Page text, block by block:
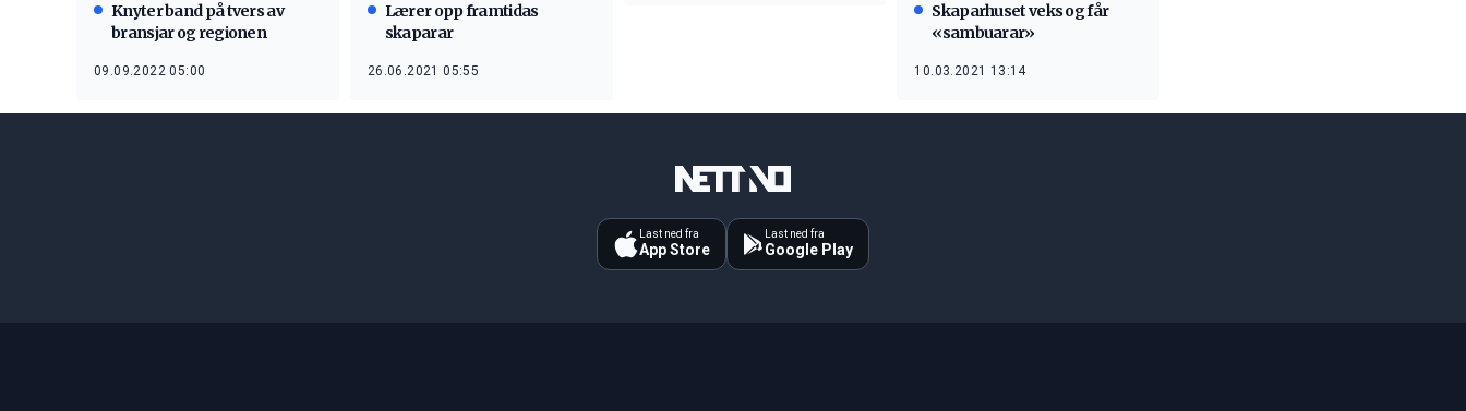
Knyter band på tvers av
bransjar og regionen
09.09.2022 05:00
Lærer opp framtidas
skaparar
26.06.2021 05:55
Skaparhuset veks og får
«sambuarar»
10.03.2021 13:14
Last ned fra
App Store
Last ned fra
Google Play